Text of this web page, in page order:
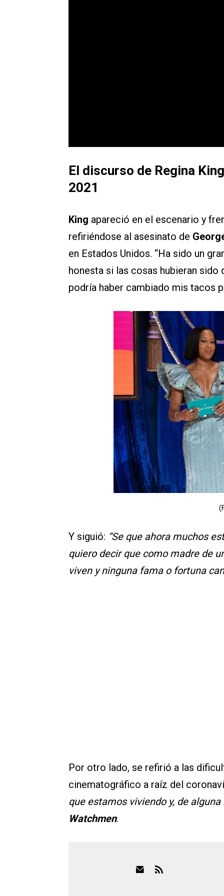
El discurso de Regina
2021
King apareció en el escenario y
refiriéndose al asesinato de
en Estados Unidos. “Ha sido un
honesta si las cosas hubieran sido
podría haber cambiado mis tacos
Y siguió: “Se que ahora muchos
quiero decir que como madre de
viven y ninguna fama o fortuna
Por otro lado, se refirió a las
cinematográfico a raíz del
que estamos viviendo y, de
Watchmen.